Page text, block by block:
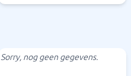
Sorry, nog geen gegevens.